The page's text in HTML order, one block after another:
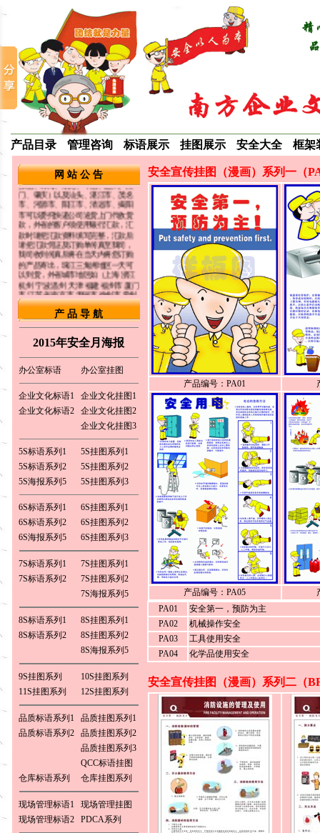
产品目录 管理咨询 标语展示 挂图展示 安全大全 框架
网 站 公 告
传标语海报，ROHS/ISO14001系列
标语海报，企业文化类标语挂图，食
堂礼仪宣传图片，成功激励口号 警觉
提醒标语画口号 节约能源标语挂图，
企业培训标语，生产安全宣传标语挂
图 企业成本控制标语海报 酒店宾馆服
务标语 学校文明礼仪标语 食品卫生安
全标语 企业成本控制标语 各法律宣传
标语 防偷防盗口号标语 医院医疗宣传
标语 车间生产控制标语等...欢迎光临
选购详细内容请参考本公司网站：
www.5s886.com
适合张贴场所：办公室、车间办公
室、会议室、会客厅、培训教室、仓
库、饭堂、过道走廊等场所. 订购方
式： 珠江三角洲地区（广州、深圳、
佛山、珠海、东莞、中山、惠州、江
门、肇庆）以及汕头、湛江市、茂名
市、河源市、阳江市、清远市、揭阳
市可以委托快递公司送货上门代收货
款，外省的客户须使用银行汇款，汇
款时请把汇款资料填写完整，汇款后
请把汇款凭证及订购单传真至我司，
我司收到传真后将在当天内将您订购
的产品寄出，珠江三角洲地区一天可
以到货，外省城市地区如（上海 浙江
杭州 宁波 温州 天津 福建 福州市 厦门
市 江苏省 南京市 无锡市 徐州市 常州
市 苏州市 山东省 济南市 青岛市 河南
郑州，洛阳 湖北 武汉市 湖南 长沙市
西安 昆明 贵阳 成都 青海 兰州 江西
南昌）3-4天可以到货。
订 购 热 线：
0769-82286226 13922515848
联系人：白先生
产 品 导 航
2015年安全月海报
办公室标语 办公室挂图
企业文化标语1
企业文化挂图1
企业文化标语2
企业文化挂图2
企业文化挂图3
5S标语系列1
5S挂图系列1
5S标语系列2
5S挂图系列2
5S海报系列5
5S挂图系列3
6S标语系列1
6S挂图系列1
6S标语系列2
6S挂图系列2
6S海报系列5
6S挂图系列3
7S标语系列1
7S挂图系列1
7S标语系列2
7S挂图系列2
7S海报系列5
8S标语系列1
8S挂图系列1
8S标语系列2
8S挂图系列2
8S海报系列5
9S挂图系列
10S挂图系列
11S挂图系列
12S挂图系列
品质标语系列1
品质挂图系列1
品质标语系列2
品质挂图系列2
品质挂图系列3
QCC标语挂图
仓库标语系列
仓库挂图系列
现场管理标语1
现场管理挂图
现场管理标语2
PDCA系列
安全宣传挂图（漫画）系列一（
产品编号：PA01
产品编号：PA05
PA01
安全第一，预防为主
PA02
机械操作安全
PA03
工具使用安全
PA04
化学品使用安全
安全宣传挂图（漫画）系列二（